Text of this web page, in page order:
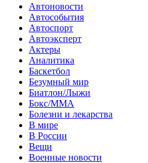
Автоновости
Автособытия
Автоспорт
Автоэксперт
Актеры
Аналитика
Баскетбол
Безумный мир
Биатлон/Лыжи
Бокс/MMA
Болезни и лекарства
В мире
В России
Вещи
Военные новости